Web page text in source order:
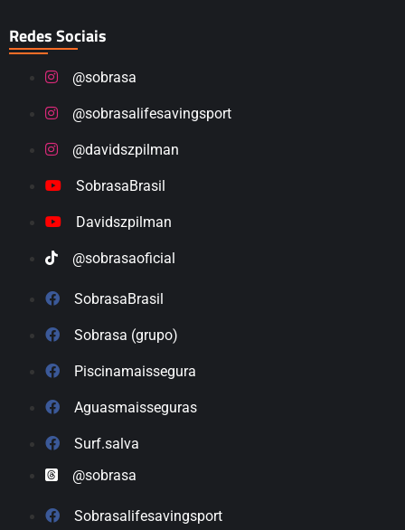
Redes Sociais
@sobrasa
@sobrasalifesavingsport
@davidszpilman
SobrasaBrasil
Davidszpilman
@sobrasaoficial
SobrasaBrasil
Sobrasa (grupo)
Piscinamaissegura
Aguasmaisseguras
Surf.salva
@sobrasa
Sobrasalifesavingsport